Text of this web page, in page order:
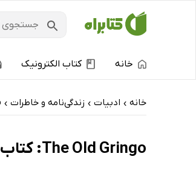
خانه کتاب الکترونیک
خانه › ادبیات › زندگی‌نامه و خاطرات ›
The Old Gringo: کتاب‌های الکترونیک و کتاب‌های صوتی - داغ‌ترین‌ها